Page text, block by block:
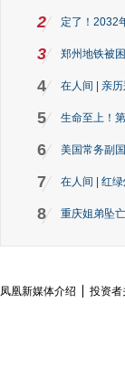
2 定了！2032
3 郑州地铁被
4 在人间 | 亲
5 生命至上！
6 美国常务副
7 在人间 | 红
8 重庆姐弟坠
凤凰新媒体介绍 投资